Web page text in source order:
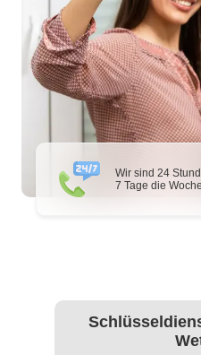
Wir sind 24
7 Tage die